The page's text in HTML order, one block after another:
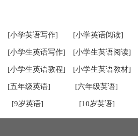
[小学英语写作] [小学英语阅读]
[小学生英语写作] [小学生英语阅读]
[小学生英语教程] [小学生英语教材]
[五年级英语] [六年级英语]
[9岁英语] [10岁英语]